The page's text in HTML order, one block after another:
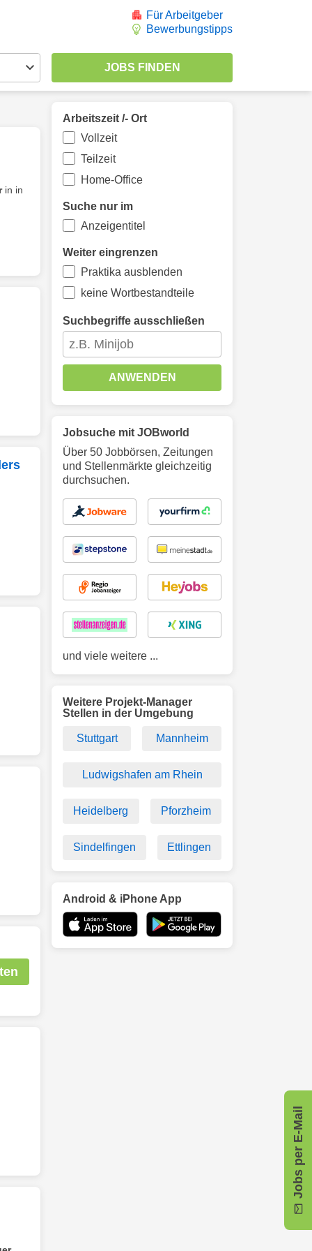
Für Arbeitgeber
Bewerbungstipps
in in
Jobs per E-Mail
Arbeitszeit /- Ort
Vollzeit
Teilzeit
Home-Office
Suche nur im
Anzeigentitel
Weiter eingrenzen
Praktika ausblenden
keine Wortbestandteile
Suchbegriffe ausschließen
ANWENDEN
Jobsuche mit JOBworld
Über 50 Jobbörsen, Zeitungen
und Stellenmärkte gleichzeitig
durchsuchen.
und viele weitere ...
Weitere Projekt-Manager
Stellen in der Umgebung
Stuttgart Mannheim
Ludwigshafen am Rhein
Heidelberg Pforzheim
Sindelfingen Ettlingen
Android & iPhone App